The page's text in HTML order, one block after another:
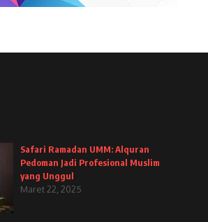
Safari Ramadan UMM: Alquran
Pedoman Jadi Profesional Muslim
yang Unggul
Maret 22, 2025